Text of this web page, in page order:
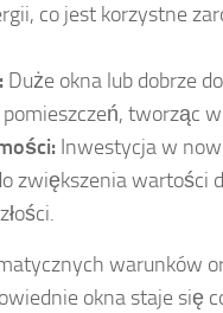
co jest korzystne
Duże okna lub dobrze
tworząc
Inwestycja w
zwiększenia wartości
warunków
okna staje się